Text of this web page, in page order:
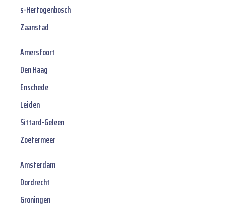
s-Hertogenbosch
Zaanstad
Amersfoort
Den Haag
Enschede
Leiden
Sittard-Geleen
Zoetermeer
Amsterdam
Dordrecht
Groningen